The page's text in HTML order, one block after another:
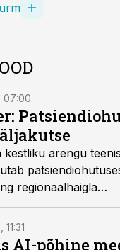
07:00
kestliku arengu
regionaalhaigla
AI-põhine